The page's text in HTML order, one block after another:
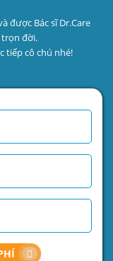
được Bác sĩ Dr.Care
trọn đời.
tiếp cô chú nhé!